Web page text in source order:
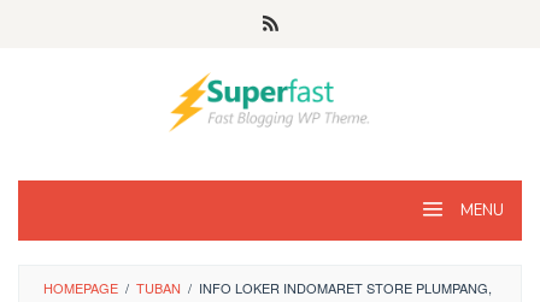
MENU
HOMEPAGE / TUBAN / INFO LOKER INDOMARET STORE PLUMPANG,